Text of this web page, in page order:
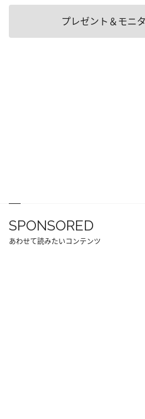
プレゼント＆モニ
SPONSORED
あわせて読みたいコンテンツ